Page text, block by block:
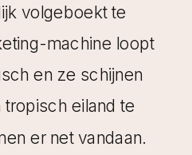
volgeboekt te
machine loopt
en ze schijnen
eiland te
er net vandaan.